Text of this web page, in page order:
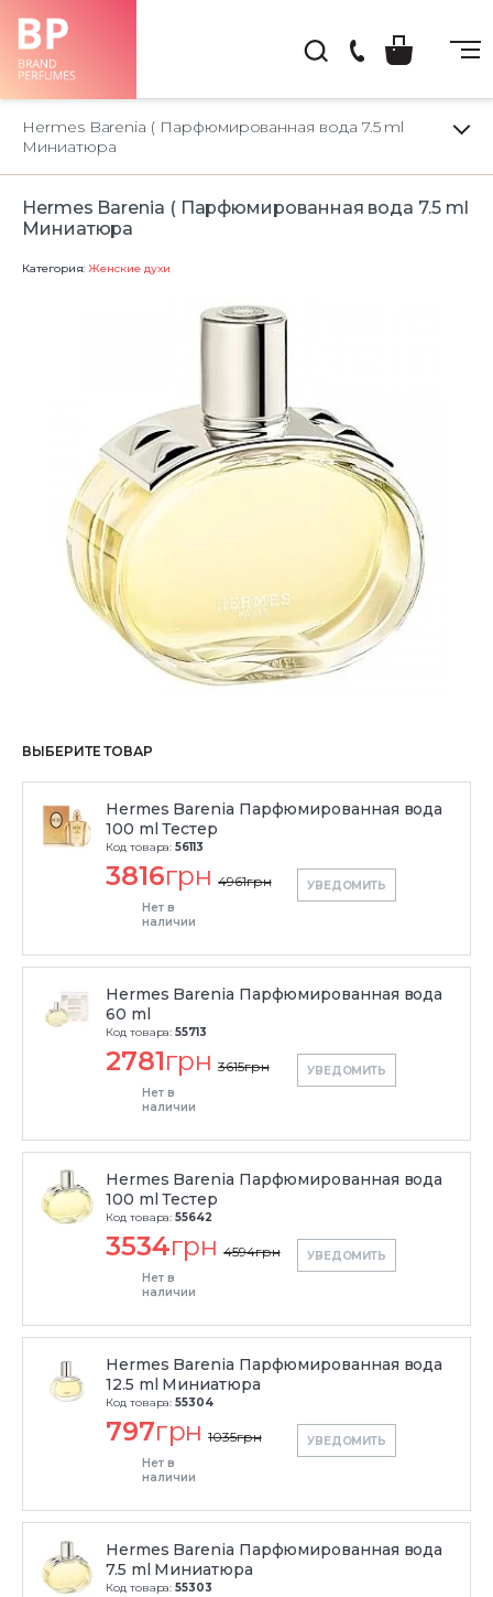
66-
22
Hermes Barenia ( Парфюмированная вода 7.5 ml
Миниатюра
Hermes Barenia ( Парфюмированная вода 7.5 ml
Миниатюра
Категория: Женские духи
ВЫБЕРИТЕ ТОВАР
Hermes Barenia Парфюмированная вода
100 ml Тестер
Код товара: 56113
3816грн 4961грн
Нет в
наличии
УВЕДОМИТЬ
Hermes Barenia Парфюмированная вода
60 ml
Код товара: 55713
2781грн 3615грн
Нет в
наличии
УВЕДОМИТЬ
Hermes Barenia Парфюмированная вода
100 ml Тестер
Код товара: 55642
3534грн 4594грн
Нет в
наличии
УВЕДОМИТЬ
Hermes Barenia Парфюмированная вода
12.5 ml Миниатюра
Код товара: 55304
797грн 1035грн
Нет в
наличии
УВЕДОМИТЬ
Hermes Barenia Парфюмированная вода
7.5 ml Миниатюра
Код товара: 55303